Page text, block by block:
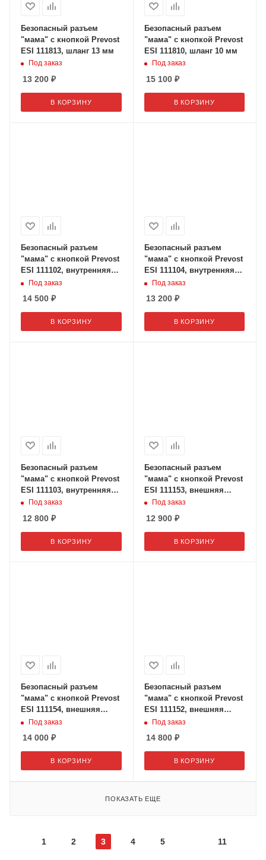
Безопасный разъем
"мама" с кнопкой Prevost
ESI 111813, шланг 13 мм
Под заказ
13 200 ₽
В КОРЗИНУ
Безопасный разъем
"мама" с кнопкой Prevost
ESI 111810, шланг 10 мм
Под заказ
15 100₽
В КОРЗИНУ
Безопасный разъем
"мама" с кнопкой Prevost
ESI 111102, внутренняя
резьба 3/8" дюйма
Под заказ
14 500 ₽
В КОРЗИНУ
Безопасный разъем
"мама" с кнопкой Prevost
ESI 111104, внутренняя
резьба 3/4" дюйма
Под заказ
13 200₽
В КОРЗИНУ
Безопасный разъем
"мама" с кнопкой Prevost
ESI 111103, внутренняя
резьба 1/2" дюйма
Под заказ
12 800 ₽
В КОРЗИНУ
Безопасный разъем
"мама" с кнопкой Prevost
ESI 111153, внешняя
резьба 1/2" дюйма
Под заказ
12 900₽
В КОРЗИНУ
Безопасный разъем
"мама" с кнопкой Prevost
ESI 111154, внешняя
резьба 3/4" дюйма
Под заказ
14 000 ₽
В КОРЗИНУ
Безопасный разъем
"мама" с кнопкой Prevost
ESI 111152, внешняя
резьба 3/8" дюйма
Под заказ
14 800₽
В КОРЗИНУ
ПОКАЗАТЬ ЕЩЕ
1 2 3 4 5 11